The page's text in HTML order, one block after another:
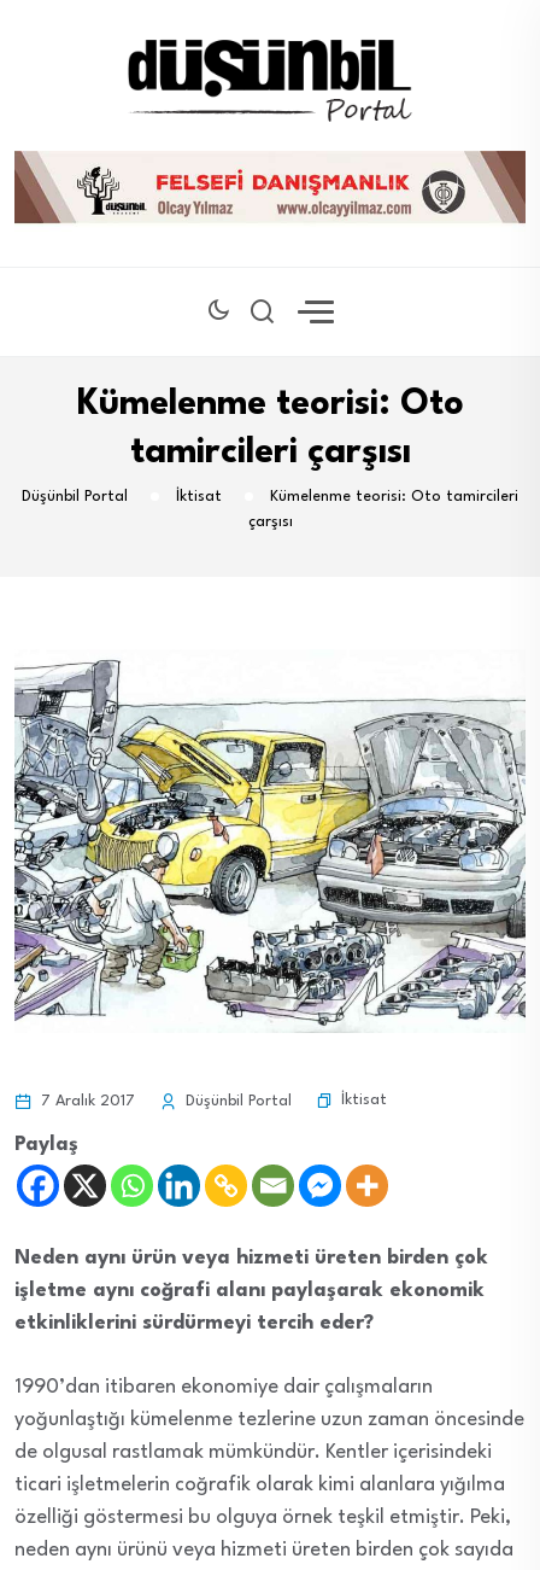
Kümelenme teorisi: Oto
tamircileri çarşısı
Düşünbil Portal İktisat
Kümelenme teorisi: Oto tamircileri
çarşısı
7 Aralık 2017 Düşünbil Portal İktisat
Paylaş
Neden aynı ürün veya hizmeti üreten birden çok
işletme aynı coğrafi alanı paylaşarak ekonomik
etkinliklerini sürdürmeyi tercih eder?
1990’dan itibaren ekonomiye dair çalışmaların
yoğunlaştığı kümelenme tezlerine uzun zaman öncesinde
de olgusal rastlamak mümkündür. Kentler içerisindeki
ticari işletmelerin coğrafik olarak kimi alanlara yığılma
özelliği göstermesi bu olguya örnek teşkil etmiştir. Peki,
neden aynı ürünü veya hizmeti üreten birden çok sayıda